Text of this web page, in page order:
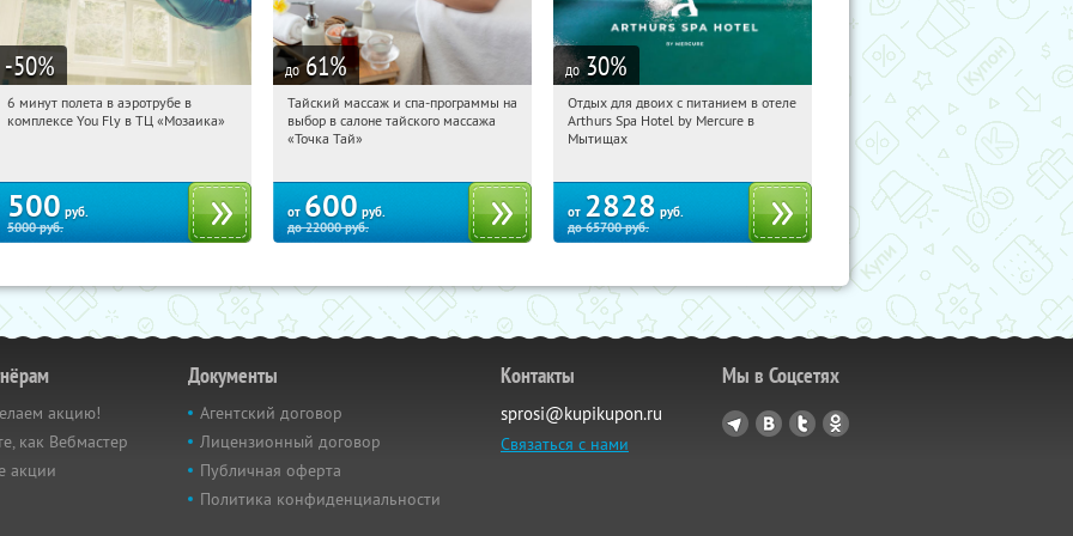
-50%
16:40:50 Купили:
6 минут полета в аэротрубе в
комплексе You Fly в ТЦ «Мозаика»
500 руб.
5000руб.
до 61%
16:40:50 Купили: 23
Чертановская
Тайский массаж и спа-программы на
выбор в салоне тайского массажа
«Точка Тай»
от 600 руб.
до22000руб.
до 30%
16:40:50
Купи первым!
Московская обл., г. Мытищи, д.
Отдых для двоих с питанием в отеле
Arthurs Spa Hotel by Mercure в
Мытищах
от 2828 руб.
до65700руб.
акцию!
как Вебмастер
акции
Документы
Агентский договор
Лицензионный договор
Публичная оферта
Политика конфиденциальности
Контакты
sprosi@kupikupon.ru
Связаться с нами
Мы в Соцсетях